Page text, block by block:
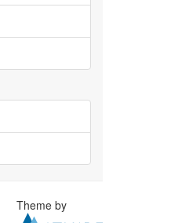
Theme by